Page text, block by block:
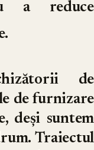
a reduce
de
de furnizare
deși suntem
Traiectul